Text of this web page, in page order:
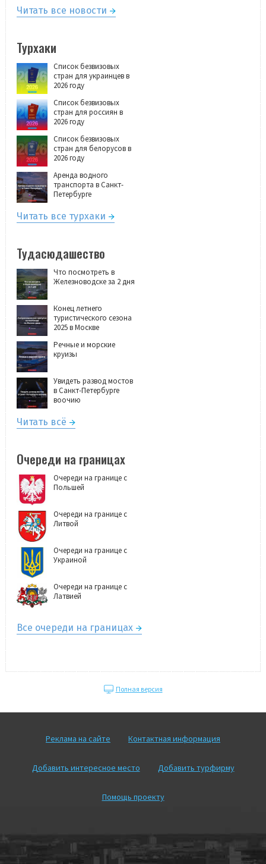
Читать все новости
Турхаки
Список безвизовых
стран для украинцев в
2026 году
Список безвизовых
стран для россиян в
2026 году
Список безвизовых
стран для белорусов в
2026 году
Аренда водного
транспорта в Санкт-
Петербурге
Читать все турхаки
Тудасюдашество
Что посмотреть в
Железноводске за 2 дня
Конец летнего
туристического сезона
2025 в Москве
Речные и морские
круизы
Увидеть развод мостов
в Санкт-Петербурге
воочию
Читать всё
Очереди на границах
Очереди на границе с
Польшей
Очереди на границе с
Литвой
Очереди на границе с
Украиной
Очереди на границе с
Латвией
Все очереди на границах
Полная версия
Реклама на сайте Контактная информация
Добавить интересное место Добавить турфирму
Помощь проекту